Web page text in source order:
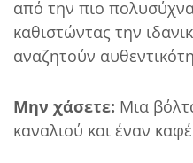
από την πιο
καθιστώντας την
αναζητούν
Μην χάσετε: Μια
καναλιού και έναν